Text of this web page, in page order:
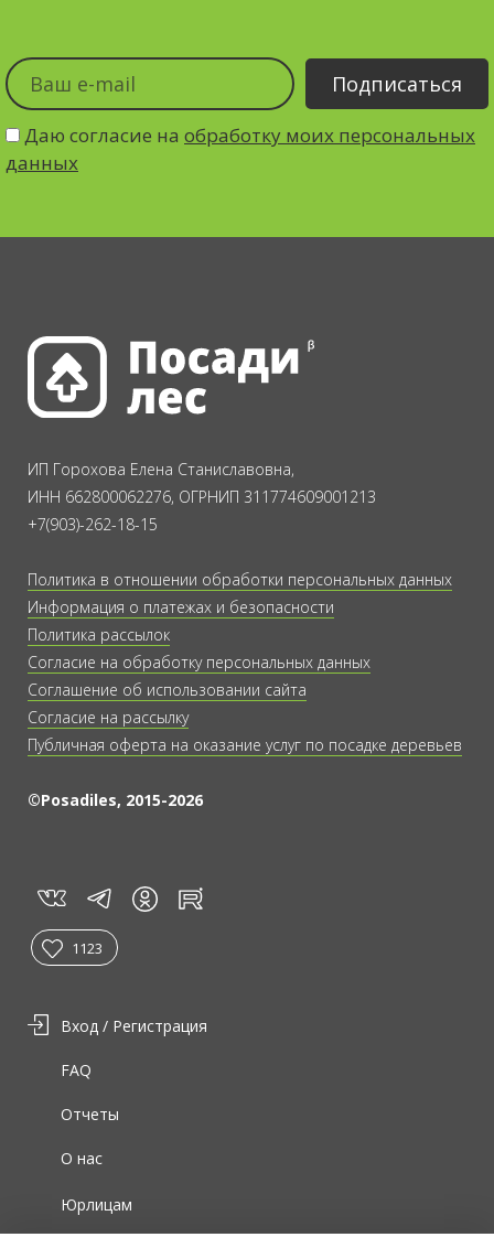
Даю согласие на обработку моих персональных
данных
ИП Горохова Елена Станиславовна,
ИНН 662800062276, ОГРНИП 311774609001213
+7(903)-262-18-15
Политика в отношении обработки персональных данных
Информация о платежах и безопасности
Политика рассылок
Согласие на обработку персональных данных
Соглашение об использовании сайта
Согласие на рассылку
Публичная оферта на оказание услуг по посадке деревьев
©Posadiles, 2015-2026
vk tg in rt
1123
Вход / Регистрация
Юрлицам
О нас
Отчеты
FAQ